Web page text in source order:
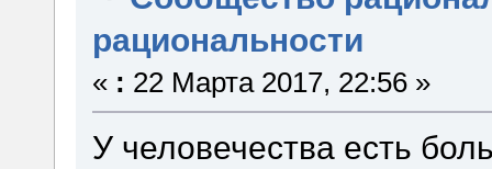
рациональности
« : 22 Марта 2017, 22:56 »
У человечества есть